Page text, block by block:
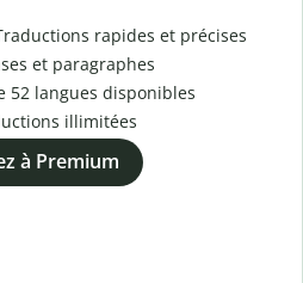
rapides et précises
et paragraphes
52 langues disponibles
illimitées
à Premium